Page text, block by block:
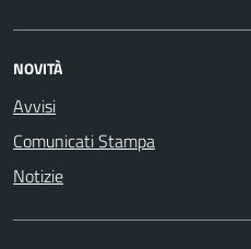
NOVITÀ
Avvisi
Comunicati Stampa
Notizie